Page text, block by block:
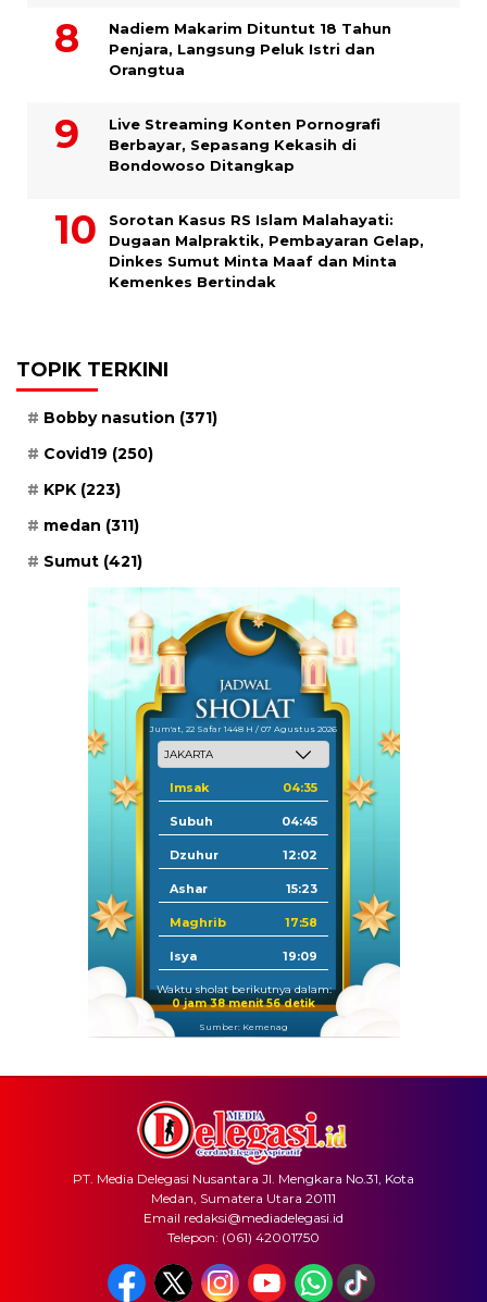
​Nadiem Makarim Dituntut 18 Tahun
Penjara, Langsung Peluk Istri dan
Orangtua
Live Streaming Konten Pornografi
Berbayar, Sepasang Kekasih di
Bondowoso Ditangkap
Sorotan Kasus RS Islam Malahayati:
Dugaan Malpraktik, Pembayaran Gelap,
Dinkes Sumut Minta Maaf dan Minta
Kemenkes Bertindak
TOPIK TERKINI
Bobby nasution (371)
Covid19 (250)
KPK (223)
medan (311)
Sumut (421)
Jum'at, 22 Safar 1448 H / 07 Agustus 2026
Imsak 04:35
Subuh 04:45
Dzuhur 12:02
Ashar 15:23
Maghrib 17:58
Isya 19:09
Waktu sholat berikutnya dalam:
0 jam 38 menit 56 detik
Sumber: Kemenag
PT. Media Delegasi Nusantara Jl. Mengkara No.31, Kota
Medan, Sumatera Utara 20111
Email redaksi@mediadelegasi.id
Telepon: (061) 42001750